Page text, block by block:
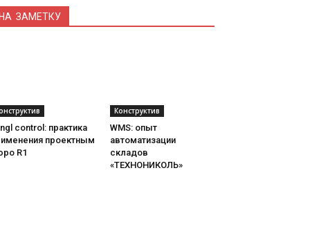
НА ЗАМЕТКУ
control: практика
проектным
R1
Конструктив
WMS: опыт
автоматизации
складов
«ТЕХНОНИКОЛЬ»